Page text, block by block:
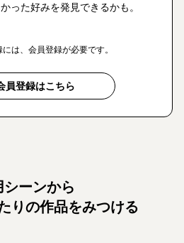
った好みを発見できるかも。
は、会員登録が必要です。
員登録はこちら
シーンから
りの作品をみつける